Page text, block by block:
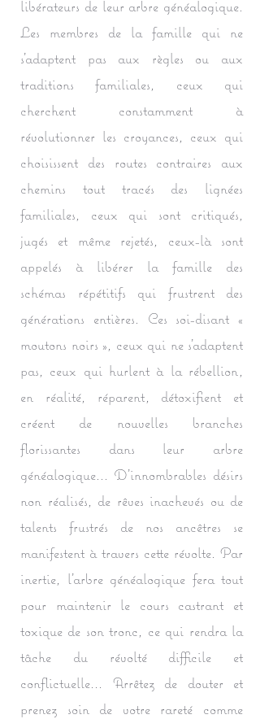
libérateurs de leur arbre généalogique.
Les membres de la famille qui ne
s'adaptent pas aux règles ou aux
traditions familiales, ceux qui
cherchent constamment à
révolutionner les croyances, ceux qui
choisissent des routes contraires aux
chemins tout tracés des lignées
familiales, ceux qui sont critiqués,
jugés et même rejetés, ceux-là sont
appelés à libérer la famille des
schémas répétitifs qui frustrent des
générations entières. Ces soi-disant «
moutons noirs », ceux qui ne s'adaptent
pas, ceux qui hurlent à la rébellion,
en réalité, réparent, détoxifient et
créent de nouvelles branches
florissantes dans leur arbre
généalogique... D'innombrables désirs
non réalisés, de rêves inachevés ou de
talents frustrés de nos ancêtres se
manifestent à travers cette révolte. Par
inertie, l'arbre généalogique fera tout
pour maintenir le cours castrant et
toxique de son tronc, ce qui rendra la
tâche du révolté difficile et
conflictuelle... Arrêtez de douter et
prenez soin de votre rareté comme